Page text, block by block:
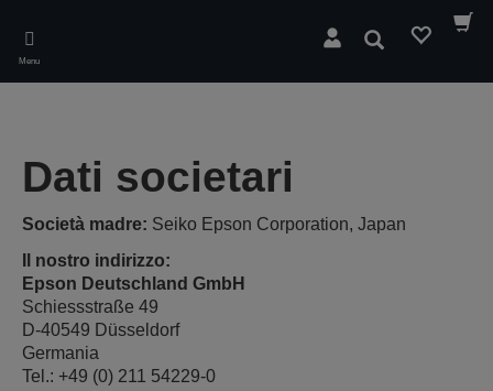
main
content
Menu
Cerca
Dati societari
Società madre: Seiko Epson Corporation, Japan
Il nostro indirizzo:
Epson Deutschland GmbH
Schiessstraße 49
D-40549 Düsseldorf
Germania
Tel.: +49 (0) 211 54229-0